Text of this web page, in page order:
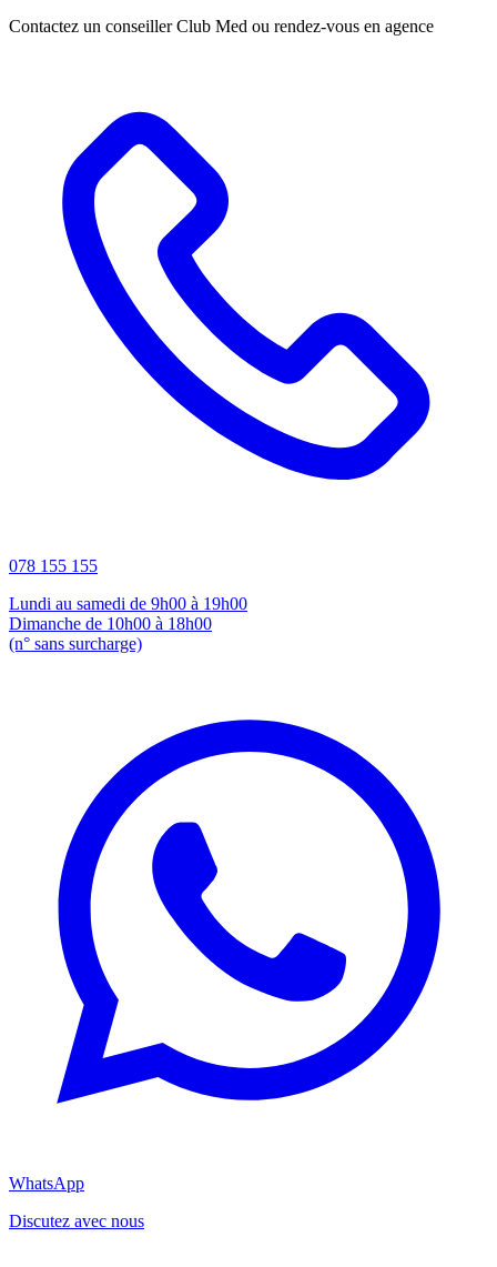
Contactez un conseiller Club Med ou rendez-vous en agence
078 155 155
Lundi au samedi de 9h00 à 19h00
Dimanche de 10h00 à 18h00
(n° sans surcharge)
WhatsApp
Discutez avec nous